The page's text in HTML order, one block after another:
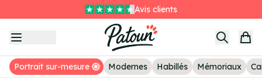
Avis clients
Livraison GRATUITE sans minimum
of
Portrait sur-mesure Modernes Habillés Mémoriaux